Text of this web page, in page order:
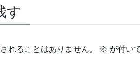
す
れることはありません。 ※ が付い